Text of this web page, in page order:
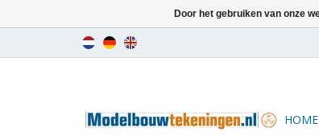
HOME
Door het gebruiken van onze